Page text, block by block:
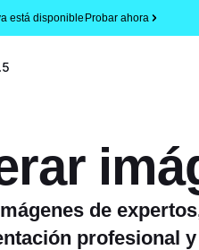
está disponible Probar ahora
de
profesional